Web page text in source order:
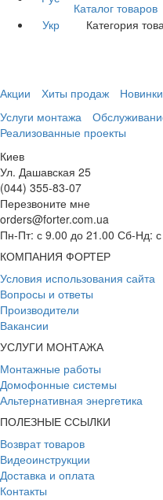
Укр
Каталог товаров
Категория
Акции Хиты продаж
Новинки
Услуги монтажа
Реализованные проекты
Киев
Ул. Дашавская 25
(044) 355-83-07
Перезвоните мне
orders@forter.com.ua
Пн-Пт: с 9.00 до 21.00 Сб-Нд:
КОМПАНИЯ ФОРТЕР
Условия использования сайта
Вопросы и ответы
Производители
Вакансии
УСЛУГИ МОНТАЖА
Монтажные работы
Домофонные системы
Альтернативная энергетика
ПОЛЕЗНЫЕ ССЫЛКИ
Возврат товаров
Видеоинструкции
Доставка и оплата
Контакты